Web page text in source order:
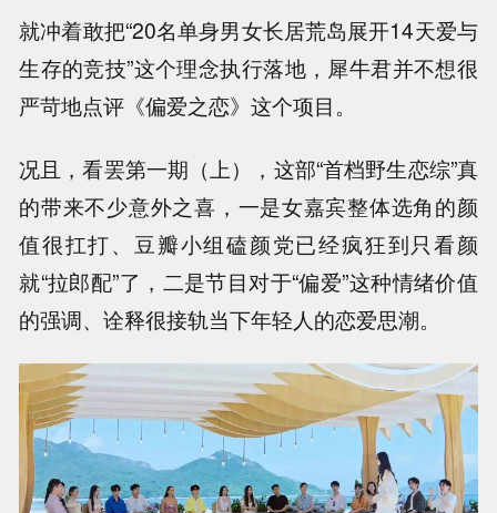
就冲着敢把“20名单身男女长居荒岛展开14天爱与
生存的竞技”这个理念执行落地，犀牛君并不想很
严苛地点评《偏爱之恋》这个项目。
况且，看罢第一期（上），这部“首档野生恋综”真
的带来不少意外之喜，一是女嘉宾整体选角的颜
值很扛打、豆瓣小组磕颜党已经疯狂到只看颜
就“拉郎配”了，二是节目对于“偏爱”这种情绪价值
的强调、诠释很接轨当下年轻人的恋爱思潮。